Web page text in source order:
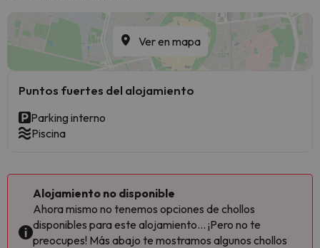
Ver en mapa
Puntos fuertes del alojamiento
Parking interno
Piscina
Alojamiento no disponible
Ahora mismo no tenemos opciones de chollos
disponibles para este alojamiento... ¡Pero no te
preocupes! Más abajo te mostramos algunos chollos